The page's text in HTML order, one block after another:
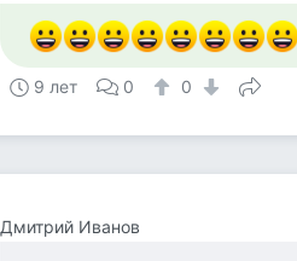
9 лет 0 0
Дмитрий Иванов